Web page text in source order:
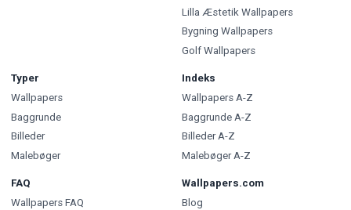
Lilla Æstetik Wallpapers
Bygning Wallpapers
Golf Wallpapers
Typer
Wallpapers
Baggrunde
Billeder
Malebøger
Indeks
Wallpapers A-Z
Baggrunde A-Z
Billeder A-Z
Malebøger A-Z
FAQ
Wallpapers FAQ
Wallpapers.com
Blog